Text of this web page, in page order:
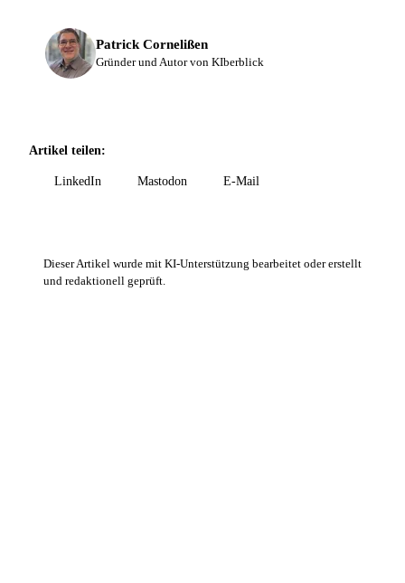
Patrick Cornelißen
Gründer und Autor von KIberblick
Artikel teilen:
LinkedIn Mastodon E-Mail
Dieser Artikel wurde mit KI-Unterstützung bearbeitet oder erstellt
und redaktionell geprüft.